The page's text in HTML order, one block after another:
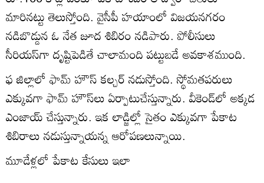
మారినట్టు తెలుస్తోంది. వైసీపీ హయాంలో విజయనగరం
నడిబొడ్డున ఓ నేత జూద శిబిరం నడిపారు. పోలీసులు
సీరియస్‌గా దృష్టిపెడితే చాలామంది పట్టుబడే అవకాశముంది.
ఫ జిల్లాలో ఫామ్‌ హౌస్‌ కల్చర్‌ నడుస్తోంది. స్థోమతపరులు
ఎక్కువగా ఫామ్‌ హౌస్‌లు ఏర్పాటుచేస్తున్నారు. వీకెండ్‌లో అక్కడ
ఎంజాయ్‌ చేస్తున్నారు. ఇక లాడ్జిల్లో సైతం ఎక్కువగా పేకాట
శిబిరాలు నడుస్తున్నాయన్న ఆరోపణలున్నాయి.
మూడేళ్లలో పేకాట కేసులు ఇలా